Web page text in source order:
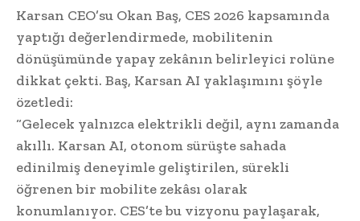
Karsan CEO’su Okan Baş, CES 2026 kapsamında
yaptığı değerlendirmede, mobilitenin
dönüşümünde yapay zekânın belirleyici rolüne
dikkat çekti. Baş, Karsan AI yaklaşımını şöyle
özetledi:
“Gelecek yalnızca elektrikli değil, aynı zamanda
akıllı. Karsan AI, otonom sürüşte sahada
edinilmiş deneyimle geliştirilen, sürekli
öğrenen bir mobilite zekâsı olarak
konumlanıyor. CES’te bu vizyonu paylaşarak,